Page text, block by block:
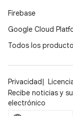
Firebase
Google Cloud
Todos los
Privacidad
Recibe noticias y
electrónico